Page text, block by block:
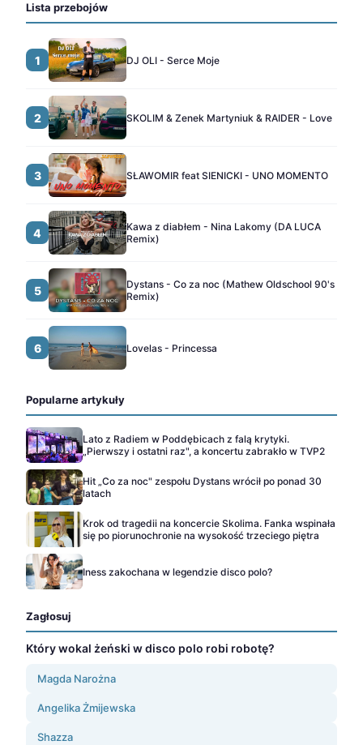
Lista przebojów
1 DJ OLI - Serce Moje
2 SKOLIM & Zenek Martyniuk & RAIDER - Love
3 SŁAWOMIR feat SIENICKI - UNO MOMENTO
4
Kawa z diabłem - Nina Lakomy (DA LUCA
Remix)
5
Dystans - Co za noc (Mathew Oldschool 90's
Remix)
6 Lovelas - Princessa
Popularne artykuły
Lato z Radiem w Poddębicach z falą krytyki.
„Pierwszy i ostatni raz", a koncertu zabrakło w TVP2
Hit „Co za noc" zespołu Dystans wrócił po ponad 30
latach
Krok od tragedii na koncercie Skolima. Fanka wspinała
się po piorunochronie na wysokość trzeciego piętra
Iness zakochana w legendzie disco polo?
Zagłosuj
Który wokal żeński w disco polo robi robotę?
Magda Narożna
Angelika Żmijewska
Shazza